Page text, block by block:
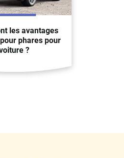
les avantages
phares pour
?